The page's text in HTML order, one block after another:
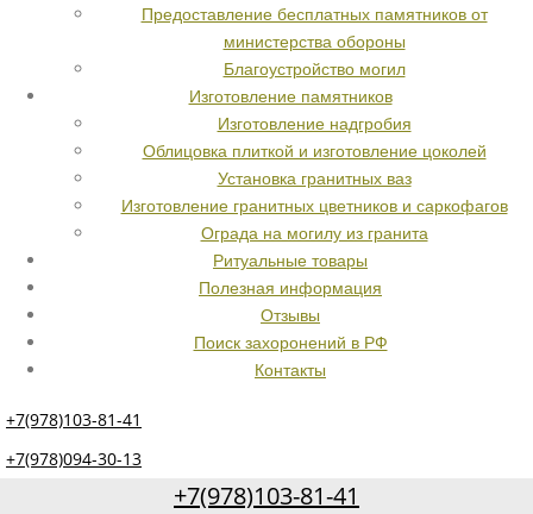
Предоставление бесплатных памятников от
министерства обороны
Благоустройство могил
Изготовление памятников
Изготовление надгробия
Облицовка плиткой и изготовление цоколей
Установка гранитных ваз
Изготовление гранитных цветников и саркофагов
Ограда на могилу из гранита
Ритуальные товары
Полезная информация
Отзывы
Поиск захоронений в РФ
Контакты
+7(978)103-81-41
+7(978)094-30-13
+7(978)103-81-41